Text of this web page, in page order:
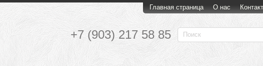
Главная страница О нас
+7 (903) 217 58 85